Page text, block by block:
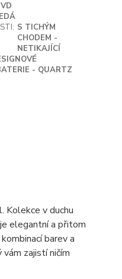
S TICHÝM
CHODEM -
NETIKAJÍCÍ
- QUARTZ
Kolekce v duchu
elegantní a přitom
barev a
zajistí ničím